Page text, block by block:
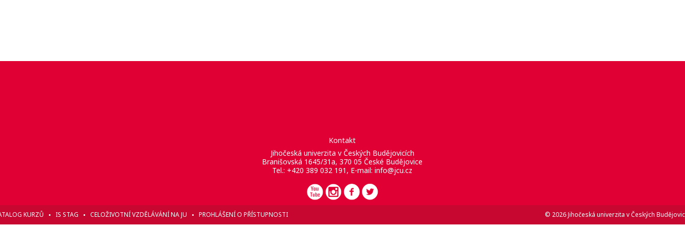
Kontakt
Jihočeská univerzita v Českých Budějovicích
Branišovská 1645/31a, 370 05 České Budějovice
Tel.: +420 389 032 191, E-mail: info@jcu.cz
KURZŮ IS STAG CELOŽIVOTNÍ VZDĚLÁVÁNÍ NA JU PROHLÁŠENÍ O PŘÍSTUPNOSTI © 2026 Jihočeská univerzita v Českých